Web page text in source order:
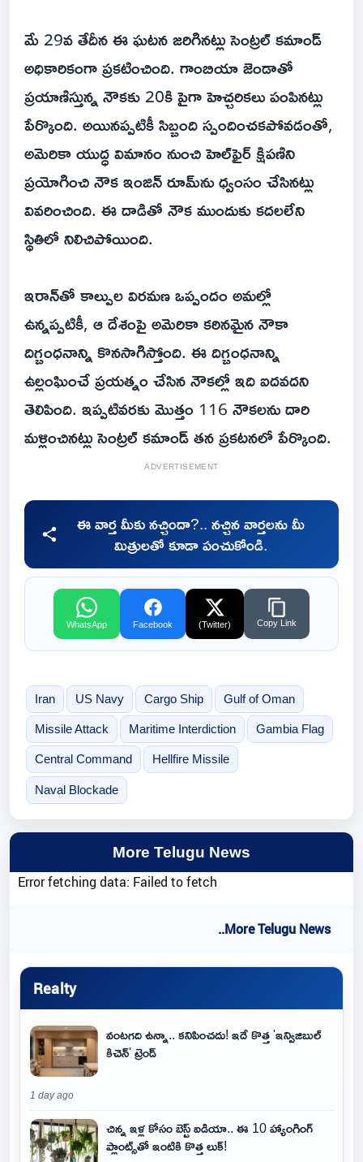
మే 29వ తేదీన ఈ ఘటన జరిగినట్లు సెంట్రల్ కమాండ్
అధికారికంగా ప్రకటించింది. గాంబియా జెండాతో
ప్రయాణిస్తున్న నౌకకు 20కి పైగా హెచ్చరికలు పంపినట్లు
పేర్కొంది. అయినప్పటికీ సిబ్బంది స్పందించకపోవడంతో,
అమెరికా యుద్ధ విమానం నుంచి హెల్‌ఫైర్ క్షిపణిని
ప్రయోగించి నౌక ఇంజిన్ రూమ్‌ను ధ్వంసం చేసినట్లు
వివరించింది. ఈ దాడితో నౌక ముందుకు కదలలేని
స్థితిలో నిలిచిపోయింది.
ఇరాన్‌తో కాల్పుల విరమణ ఒప్పందం అమల్లో
ఉన్నప్పటికీ, ఆ దేశంపై అమెరికా కఠినమైన నౌకా
దిగ్బంధనాన్ని కొనసాగిస్తోంది. ఈ దిగ్బంధనాన్ని
ఉల్లంఘించే ప్రయత్నం చేసిన నౌకల్లో ఇది ఐదవదని
తెలిపింది. ఇప్పటివరకు మొత్తం 116 నౌకలను దారి
మళ్లించినట్లు సెంట్రల్ కమాండ్ తన ప్రకటనలో పేర్కొంది.
ADVERTISEMENT
ఈ వార్త మీకు నచ్చిందా?.. నచ్చిన వార్తలను మీ
మిత్రులతో కూడా పంచుకోండి.
WhatsApp Facebook (Twitter) Copy Link
Iran US Navy Cargo Ship Gulf of Oman
Missile Attack Maritime Interdiction Gambia Flag
Central Command Hellfire Missile
Naval Blockade
More Telugu News
Error fetching data: Failed to fetch
..More Telugu News
Realty
వంటగది ఉన్నా.. కనిపించదు! ఇదే కొత్త 'ఇన్విజిబుల్
కిచెన్' ట్రెండ్
1 day ago
చిన్న ఇళ్ల కోసం బెస్ట్ ఐడియా.. ఈ 10 హ్యాంగింగ్
ప్లాంట్స్‌తో ఇంటికి కొత్త లుక్!